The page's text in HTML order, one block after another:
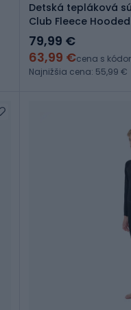
Detská tepláková
Club Fleece Hooded
black/black/white/
79,99 €
63,99 €cena s
Najnižšia cena: 55,99 €